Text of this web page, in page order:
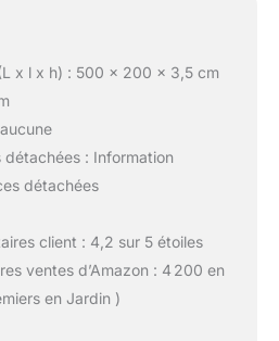
x l x h) : 500 x 200 x 3,5 cm
: Information
détachées
client : 4,2 sur 5 étoiles
ventes d’Amazon : 4 200 en
en Jardin )